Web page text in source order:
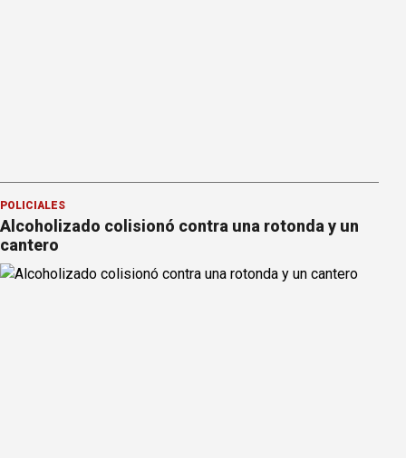
POLICIALES
Alcoholizado colisionó contra una rotonda y un
cantero